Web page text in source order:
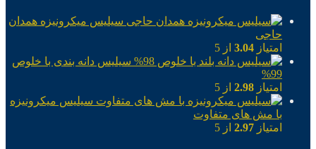
سیلیس میکرونیزه همدان
حاجی
امتیاز 3.04 از 5
سیلیس دانه بندی با خلوص
99%
امتیاز 2.98 از 5
سیلیس میکرونیزه
با مش های متفاوت
امتیاز 2.97 از 5